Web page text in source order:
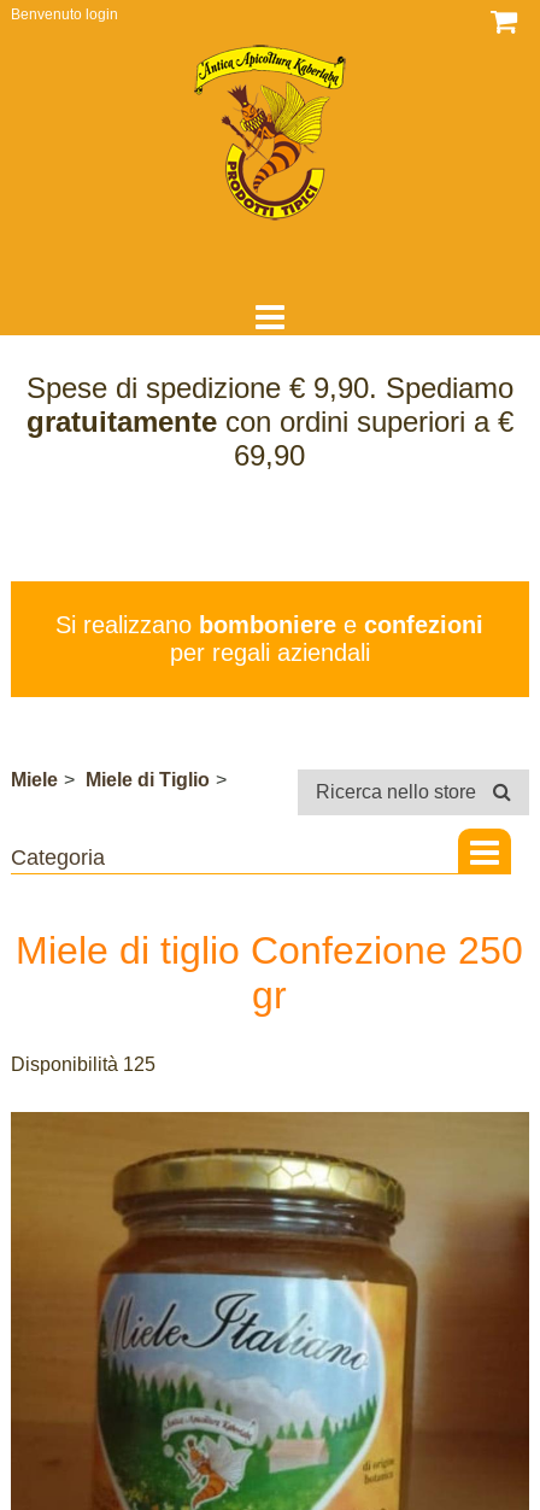
Benvenuto login
DOVE SIAMO
CONTATTI
Spese di spedizione € 9,90. Spediamo
gratuitamentecon ordini superiori a €
69,90
Si realizzano bomboniere econfezioni
per regali aziendali
Ricerca nello store
Miele > Miele di Tiglio >
Miele di tiglio Confezione 250
gr
Disponibilità 125